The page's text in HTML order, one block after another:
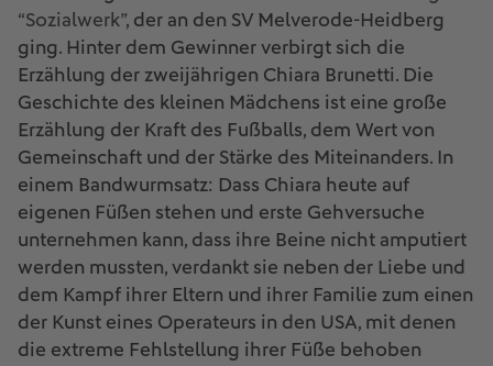
“Sozialwerk”, der an den SV Melverode-Heidberg
ging. Hinter dem Gewinner verbirgt sich die
Erzählung der zweijährigen Chiara Brunetti. Die
Geschichte des kleinen Mädchens ist eine große
Erzählung der Kraft des Fußballs, dem Wert von
Gemeinschaft und der Stärke des Miteinanders. In
einem Bandwurmsatz: Dass Chiara heute auf
eigenen Füßen stehen und erste Gehversuche
unternehmen kann, dass ihre Beine nicht amputiert
werden mussten, verdankt sie neben der Liebe und
dem Kampf ihrer Eltern und ihrer Familie zum einen
der Kunst eines Operateurs in den USA, mit denen
die extreme Fehlstellung ihrer Füße behoben